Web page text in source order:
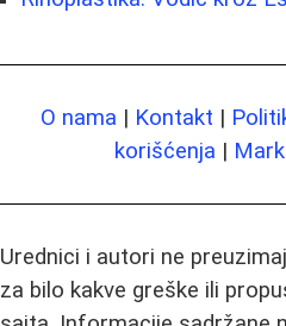
O nama | Kontakt |
korišćenja |
Urednici i autori ne
za bilo kakve greške ili